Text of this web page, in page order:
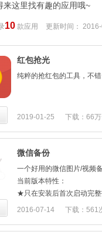
来这里找有趣的应用哦~
10 款应用 更新时间：
红包抢光
纯粹的抢红包的工具，不
2019-01-25 下载：66
微信备份
一个好用的微信图片/视频
当前版本特性：
★只在安装后首次启动完
慢），之后增量扫描，载
★支持分享、删除、导出；
2016-07-14 下载：561